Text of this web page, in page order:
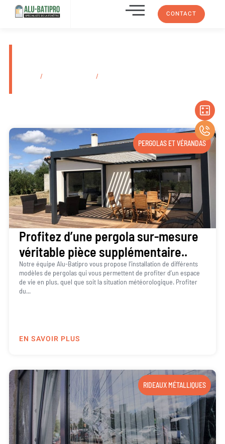
CONTACT
/ /
PERGOLAS ET VÉRANDAS
Profitez d’une pergola sur-mesure
véritable pièce supplémentaire..
Notre équipe Alu-Batipro vous propose l’installation de différents
modèles de pergolas qui vous permettent de profiter d’un espace
de vie en plus, quel que soit la situation météorologique. Profiter
du...
EN SAVOIR PLUS
RIDEAUX MÉTALLIQUES